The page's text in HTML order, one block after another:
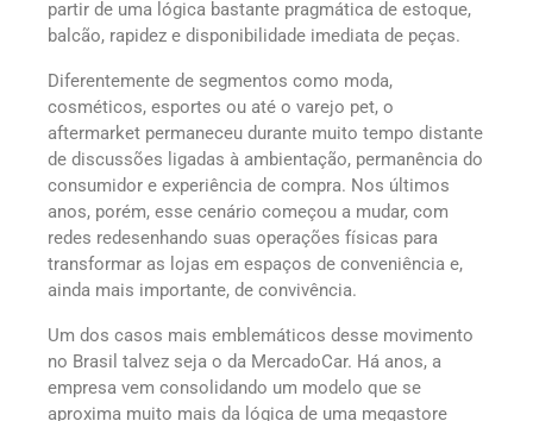
partir de uma lógica bastante pragmática de estoque,
balcão, rapidez e disponibilidade imediata de peças.
Diferentemente de segmentos como moda,
cosméticos, esportes ou até o varejo pet, o
aftermarket permaneceu durante muito tempo distante
de discussões ligadas à ambientação, permanência do
consumidor e experiência de compra. Nos últimos
anos, porém, esse cenário começou a mudar, com
redes redesenhando suas operações físicas para
transformar as lojas em espaços de conveniência e,
ainda mais importante, de convivência.
Um dos casos mais emblemáticos desse movimento
no Brasil talvez seja o da MercadoCar. Há anos, a
empresa vem consolidando um modelo que se
aproxima muito mais da lógica de uma megastore